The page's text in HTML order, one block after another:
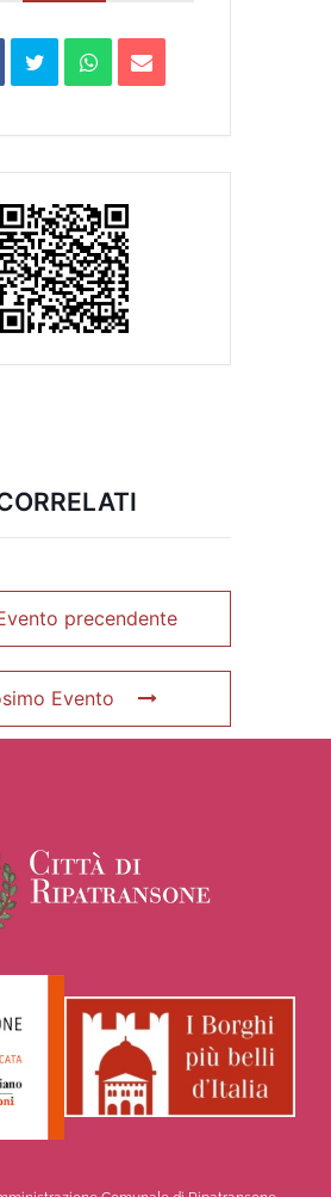
precendente
Evento